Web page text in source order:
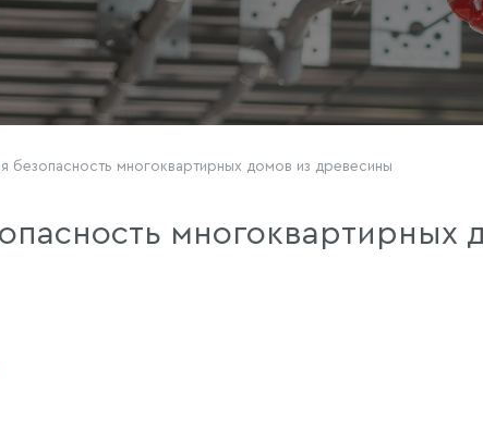
безопасность многоквартирных домов из древесины
многоквартирных